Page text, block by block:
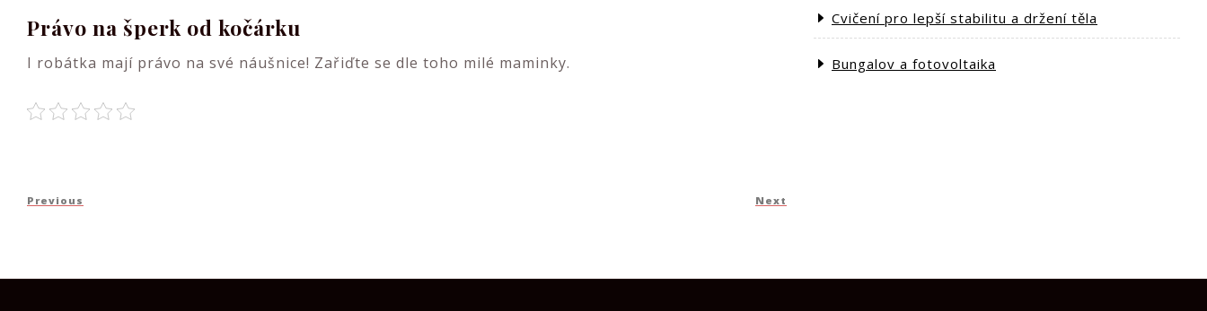
Právo na šperk od kočárku
I robátka mají právo na své náušnice! Zařiďte se dle toho milé maminky.
Navigace
pro
Previous
Previous
Next
Next
Cvičení pro lepší stabilitu a držení těla
Bungalov a fotovoltaika